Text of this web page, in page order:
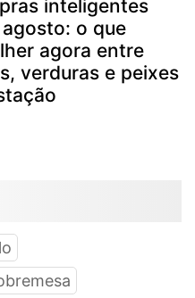
inteligentes
o que
agora entre
verduras e peixes